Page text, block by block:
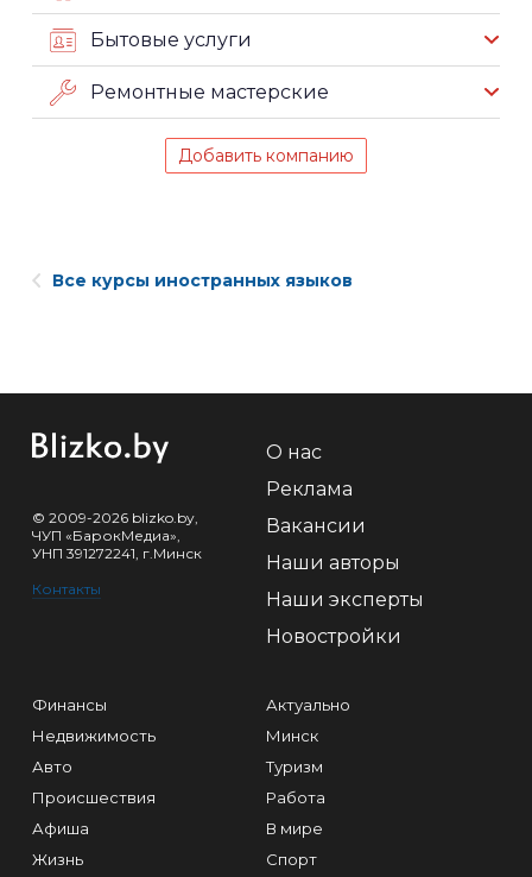
Бытовые услуги
Ремонтные мастерские
Добавить компанию
Все курсы иностранных языков
© 2009-2026 blizko.by,
ЧУП «БарокМедиа»,
УНП 391272241, г.Минск
Контакты
О нас
Реклама
Вакансии
Наши авторы
Наши эксперты
Новостройки
Финансы
Недвижимость
Авто
Происшествия
Афиша
Жизнь
Актуально
Минск
Туризм
Работа
В мире
Спорт